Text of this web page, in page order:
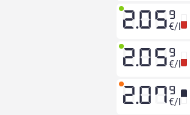
2.05 9
€/l
2.05 9
€/l
2.07 9
€/l